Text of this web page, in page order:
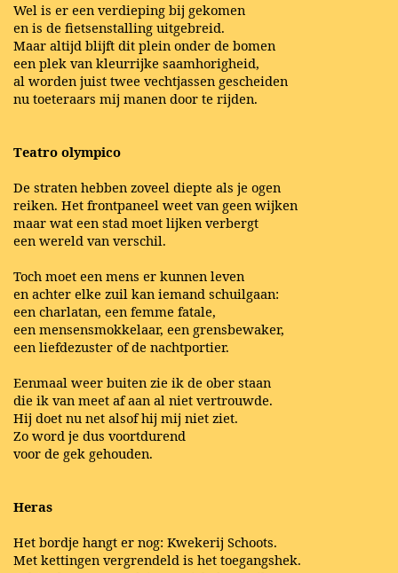
Wel is er een verdieping bij gekomen
en is de fietsenstalling uitgebreid.
Maar altijd blijft dit plein onder de bomen
een plek van kleurrijke saamhorigheid,
al worden juist twee vechtjassen gescheiden
nu toeteraars mij manen door te rijden.
Teatro olympico
De straten hebben zoveel diepte als je ogen
reiken. Het frontpaneel weet van geen wijken
maar wat een stad moet lijken verbergt
een wereld van verschil.
Toch moet een mens er kunnen leven
en achter elke zuil kan iemand schuilgaan:
een charlatan, een femme fatale,
een mensensmokkelaar, een grensbewaker,
een liefdezuster of de nachtportier.
Eenmaal weer buiten zie ik de ober staan
die ik van meet af aan al niet vertrouwde.
Hij doet nu net alsof hij mij niet ziet.
Zo word je dus voortdurend
voor de gek gehouden.
Heras
Het bordje hangt er nog: Kwekerij Schoots.
Met kettingen vergrendeld is het toegangshek.